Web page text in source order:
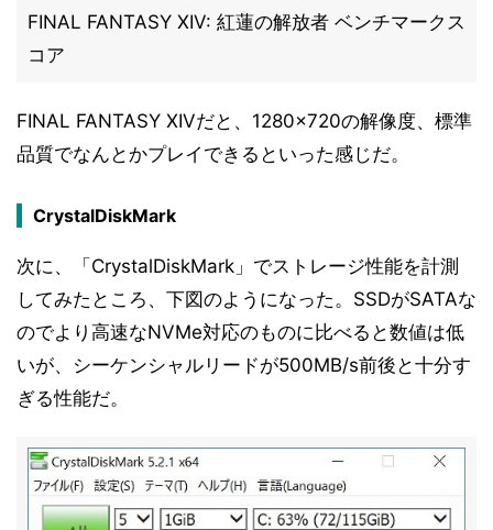
FINAL FANTASY XIV: 紅蓮の解放者 ベンチマークス
コア
FINAL FANTASY XIVだと、1280×720の解像度、標準
品質でなんとかプレイできるといった感じだ。
CrystalDiskMark
次に、「CrystalDiskMark」でストレージ性能を計測
してみたところ、下図のようになった。SSDがSATAな
のでより高速なNVMe対応のものに比べると数値は低
いが、シーケンシャルリードが500MB/s前後と十分す
ぎる性能だ。